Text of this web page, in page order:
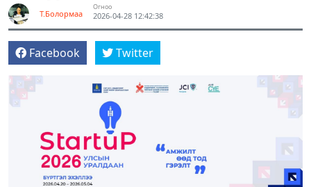
Т.Болормаа
Огноо
2026-04-28 12:42:38
Facebook Twitter